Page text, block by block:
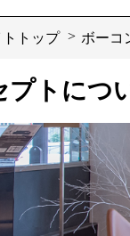
トトップ ボーコ
プトにつ